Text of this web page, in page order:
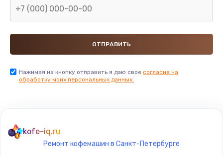
Заказать
Устранение ошибок
2000 руб.
970 руб.
Нажимая на кнопку отправить я даю свое согласие на
обработку моих персональных данных.
kofe-iq.ru
Ремонт кофемашин в Санкт-Петербурге